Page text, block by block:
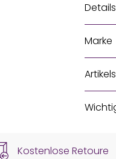
Details
Marke
Kostenlose Retoure